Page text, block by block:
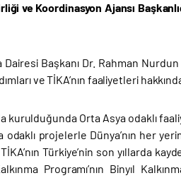
ve Koordinasyon Ajansı
Başkanı Dr. Rahman
ve TİKA’nın faaliyetleri
kurulduğunda Orta Asya odaklı
projelerle Dünya’nın her
Türkiye’nin son yıllarda
Programı’nın Binyıl